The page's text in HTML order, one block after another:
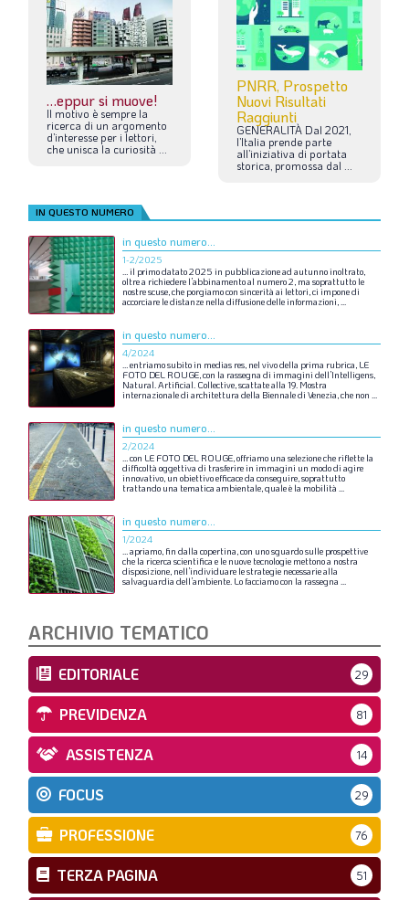
…eppur si muove!
Il motivo è sempre la
ricerca di un argomento
d’interesse per i lettori,
che unisca la curiosità
PNRR, Prospetto
Nuovi Risultati
Raggiunti
GENERALITÀ Dal 2021,
l’Italia prende parte
all’iniziativa di portata
storica, promossa dal
IN QUESTO NUMERO
in questo numero...
1-2/2025
…il primodatato2025 in pubblicazionead autunnoinoltrato,
oltrea richiedere l’abbinamentoal numero2, ma soprattutto le
nostrescuse,che porgiamocon sincerità ai lettori,ci imponedi
accorciare ledistanze nella diffusionedelleinformazioni,...
in questo numero...
4/2024
…entriamosubitoin medias res, nel vivodella prima rubrica, LE
FOTO DEL ROUGE,con la rassegna di immagini dell’Intelligens,
Natural.Artificial. Collective,scattatealla 19. Mostra
internazionaledi architettura della Biennaledi Venezia,che non ...
in questo numero...
2/2024
…con LE FOTO DEL ROUGE,offriamo una selezioneche riflette la
difficoltà oggettiva di trasferirein immagini un mododi agire
innovativo, un obiettivoefficaceda conseguire,soprattutto
trattando una tematica ambientale,qualeè la mobilità ...
in questo numero...
1/2024
…apriamo, fin dalla copertina,con unosguardosulle prospettive
che la ricerca scientifica e le nuove tecnologie mettonoa nostra
disposizione, nell’individuare lestrategie necessariealla
salvaguardia dell’ambiente. Lo facciamocon la rassegna ...
ARCHIVIO TEMATICO
EDITORIALE 29
PREVIDENZA 81
ASSISTENZA 14
FOCUS 29
PROFESSIONE 76
TERZA PAGINA 51